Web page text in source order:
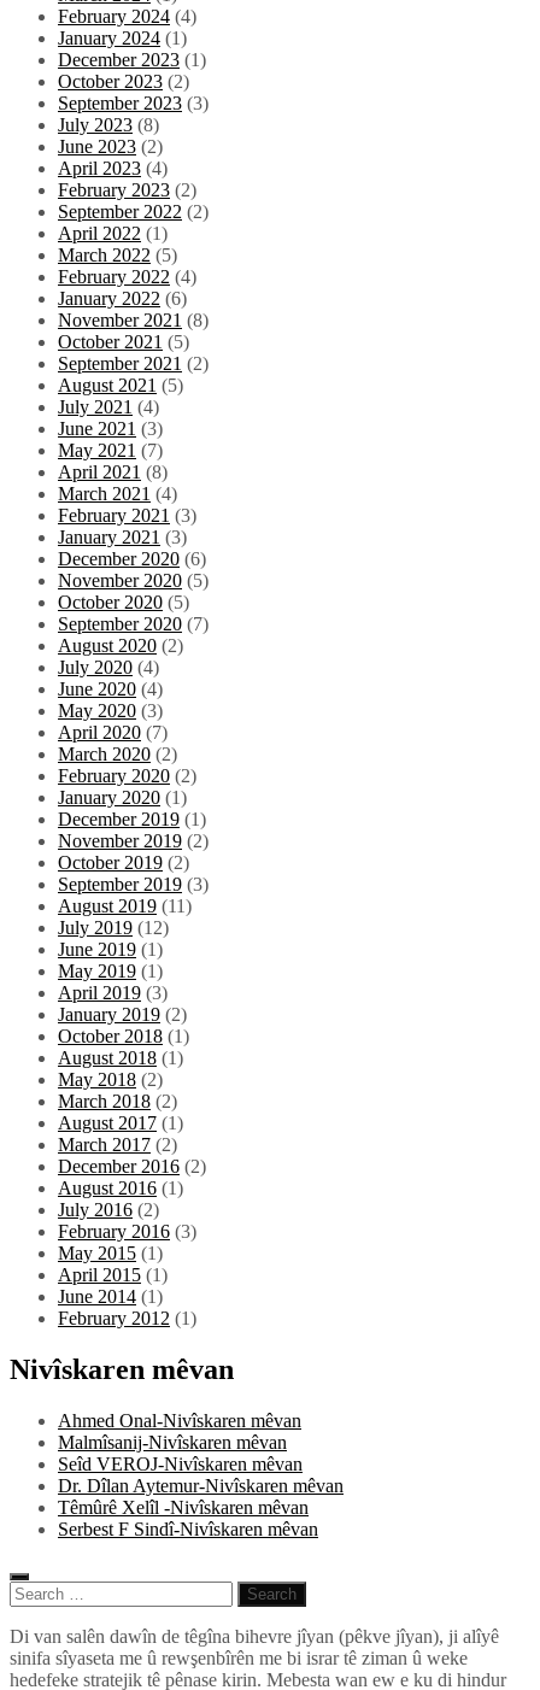
February 2024 (4)
January 2024 (1)
December 2023 (1)
October 2023 (2)
September 2023 (3)
July 2023 (8)
June 2023 (2)
April 2023 (4)
February 2023 (2)
September 2022 (2)
April 2022 (1)
March 2022 (5)
February 2022 (4)
January 2022 (6)
November 2021 (8)
October 2021 (5)
September 2021 (2)
August 2021 (5)
July 2021 (4)
June 2021 (3)
May 2021 (7)
April 2021 (8)
March 2021 (4)
February 2021 (3)
January 2021 (3)
December 2020 (6)
November 2020 (5)
October 2020 (5)
September 2020 (7)
August 2020 (2)
July 2020 (4)
June 2020 (4)
May 2020 (3)
April 2020 (7)
March 2020 (2)
February 2020 (2)
January 2020 (1)
December 2019 (1)
November 2019 (2)
October 2019 (2)
September 2019 (3)
August 2019 (11)
July 2019 (12)
June 2019 (1)
May 2019 (1)
April 2019 (3)
January 2019 (2)
October 2018 (1)
August 2018 (1)
May 2018 (2)
March 2018 (2)
August 2017 (1)
March 2017 (2)
December 2016 (2)
August 2016 (1)
July 2016 (2)
February 2016 (3)
May 2015 (1)
April 2015 (1)
June 2014 (1)
February 2012 (1)
Nivîskaren mêvan
Ahmed Onal-Nivîskaren mêvan
Malmîsanij-Nivîskaren mêvan
Seîd VEROJ-Nivîskaren mêvan
Dr. Dîlan Aytemur-Nivîskaren mêvan
Têmûrê Xelîl -Nivîskaren mêvan
Serbest F Sindî-Nivîskaren mêvan
Search
for:
Pêlkurd
Di van salên dawîn de têgîna bihevre jîyan (pêkve jîyan), ji alîyê
sinifa sîyaseta me û rewşenbîrên me bi israr tê ziman û weke
hedefeke stratejik tê pênase kirin. Mebesta wan ew e ku di hindur